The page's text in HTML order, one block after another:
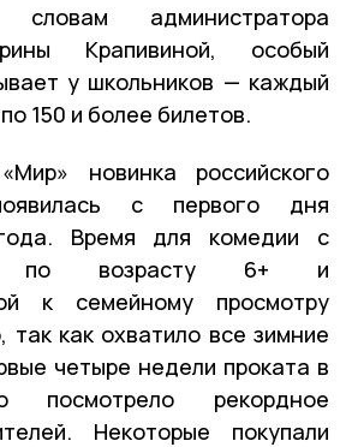
администратора
Крапивиной, особый
у школьников — каждый
150 и более билетов.
новинка российского
с первого дня
Время для комедии с
по возрасту 6+ и
к семейному просмотру
так как охватило все зимние
четыре недели проката в
посмотрело рекордное
Некоторые покупали